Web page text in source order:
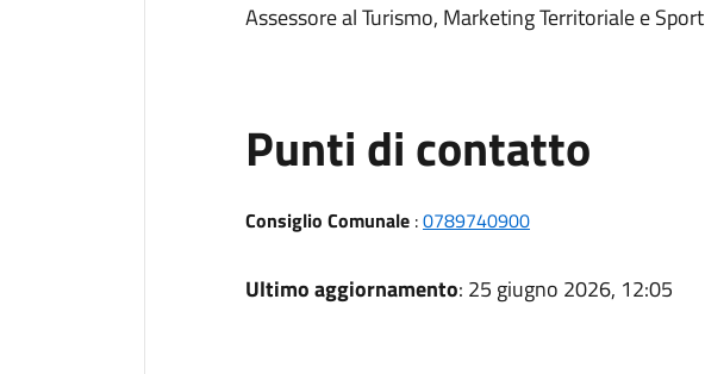
Assessore al Turismo, Marketing Territoriale e Sport
Punti di contatto
Consiglio Comunale:0789740900
Ultimo aggiornamento: 25 giugno 2026, 12:05